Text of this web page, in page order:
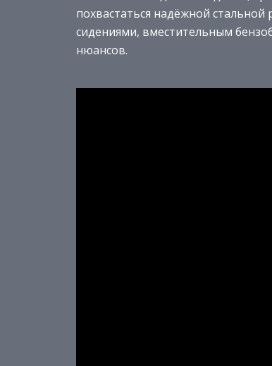
похвастаться надёжной
сидениями, вместительным
нюансов.